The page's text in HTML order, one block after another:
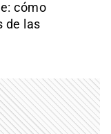
cómo
de las